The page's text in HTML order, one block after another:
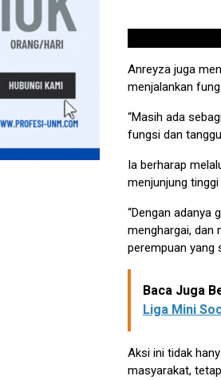
Anreyza juga
menjalankan
“Masih ada
fungsi dan
Ia berharap
menjunjung
“Dengan adanya
menghargai, dan
perempuan yang
Baca Juga
Liga Mini
Aksi ini tidak
masyarakat,